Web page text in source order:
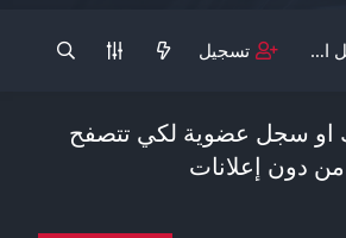
تسجيل
سجل عضوية لكي تتصفح
من دون إعلانات